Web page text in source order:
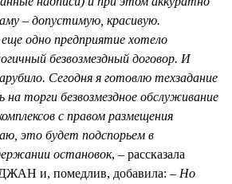
– допустимую, красивую.
одно предприятие хотело
безвозмездный договор. И
Сегодня я готовлю техзадание
на торги безвозмездное обслуживание
с правом размещения
это будет подспорьем в
остановок, – рассказала
и, помедлив, добавила: – Но